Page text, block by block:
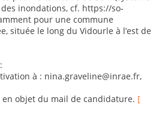
inondations, cf. https://so-
pour une commune
située le long du Vidourle à l’est de
à : nina.graveline@inrae.fr,
en objet du mail de candidature. [